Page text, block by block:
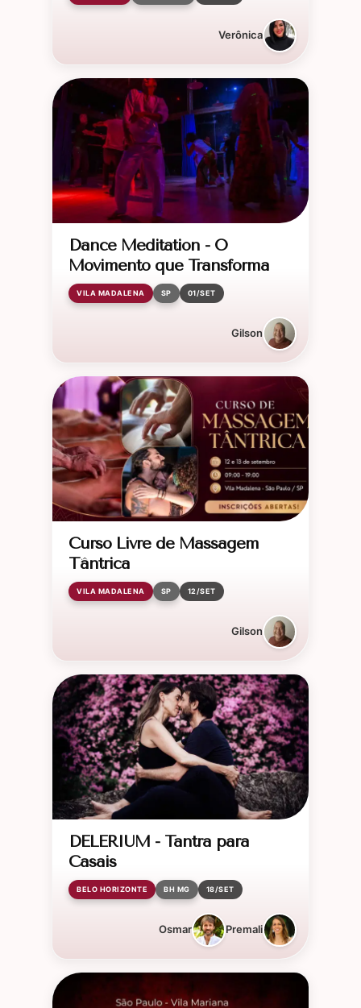
Verônica
Dance Meditation - O
Movimento que Transforma
VILA MADALENA SP 01/SET
Gilson
Curso Livre de Massagem
Tântrica
VILA MADALENA SP 12/SET
Gilson
DELERIUM - Tantra para
Casais
BELO HORIZONTE BH MG 18/SET
Osmar Premali